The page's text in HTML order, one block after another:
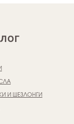
И ШЕЗЛОНГИ